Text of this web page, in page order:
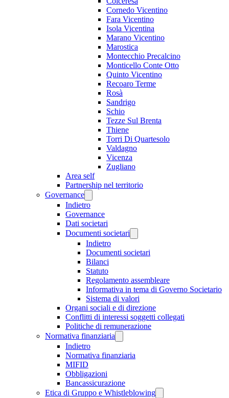
Cornedo Vicentino
Fara Vicentino
Isola Vicentina
Marano Vicentino
Marostica
Montecchio Precalcino
Monticello Conte Otto
Quinto Vicentino
Recoaro Terme
Rosà
Sandrigo
Schio
Tezze Sul Brenta
Thiene
Torri Di Quartesolo
Valdagno
Vicenza
Zugliano
Area self
Partnership nel territorio
Governance
Indietro
Governance
Dati societari
Documenti societari
Indietro
Documenti societari
Bilanci
Statuto
Regolamento assembleare
Informativa in tema di Governo Societario
Sistema di valori
Organi sociali e di direzione
Conflitti di interessi soggetti collegati
Politiche di remunerazione
Normativa finanziaria
Indietro
Normativa finanziaria
MIFID
Obbligazioni
Bancassicurazione
Etica di Gruppo e Whistleblowing